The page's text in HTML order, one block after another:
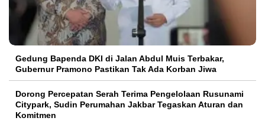
Gedung Bapenda DKI di Jalan Abdul Muis Terbakar,
Gubernur Pramono Pastikan Tak Ada Korban Jiwa
Dorong Percepatan Serah Terima Pengelolaan Rusunami
Citypark, Sudin Perumahan Jakbar Tegaskan Aturan dan
Komitmen